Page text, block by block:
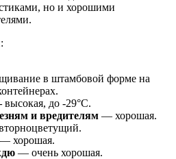
но и хорошими
в штамбовой форме на
высокая, до -29°С.
и вредителям — хорошая.
— хорошая.
— очень хорошая.